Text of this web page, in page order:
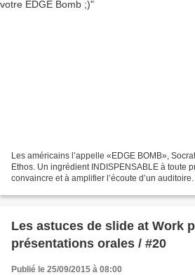
Les américains l’appelle «EDGE BOMB»,
Ethos. Un ingrédient INDISPENSABLE à toute
convaincre et à amplifier l’écoute d’un
Les astuces de slide at Work
présentations orales / #20
Publié le 25/09/2015 à 08:00